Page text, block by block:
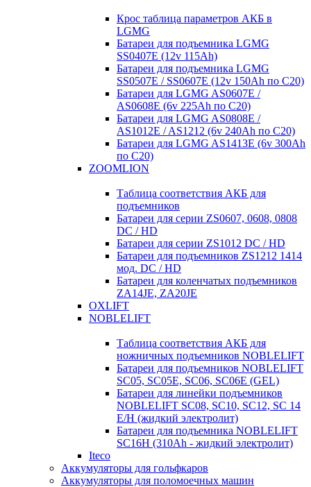
Крос таблица параметров АКБ в
LGMG
Батареи для подъемника LGMG
SS0407E (12v 115Ah)
Батареи для подъемника LGMG
SS0507E / SS0607E (12v 150Ah по С20)
Батареи для LGMG AS0607E /
AS0608E (6v 225Ah по С20)
Батареи для LGMG AS0808E /
AS1012E / AS1212 (6v 240Ah по С20)
Батареи для LGMG AS1413E (6v 300Ah
по С20)
ZOOMLION
Таблица соответствия АКБ для
подъемников
Батареи для серии ZS0607, 0608, 0808
DC / HD
Батареи для серии ZS1012 DC / HD
Батареи для подъемников ZS1212 1414
мод. DC / HD
Батареи для коленчатых подъемников
ZA14JE, ZA20JE
OXLIFT
NOBLELIFT
Таблица соответствия АКБ для
ножничных подъемников NOBLELIFT
Батареи для подъемников NOBLELIFT
SC05, SC05E, SC06, SC06E (GEL)
Батареи для линейки подъемников
NOBLELIFT SC08, SC10, SC12, SC 14
E/H (жидкий электролит)
Батареи для подъемника NOBLELIFT
SC16H (310Ah - жидкий электролит)
Iteco
Аккумуляторы для гольфкаров
Аккумуляторы для поломоечных машин